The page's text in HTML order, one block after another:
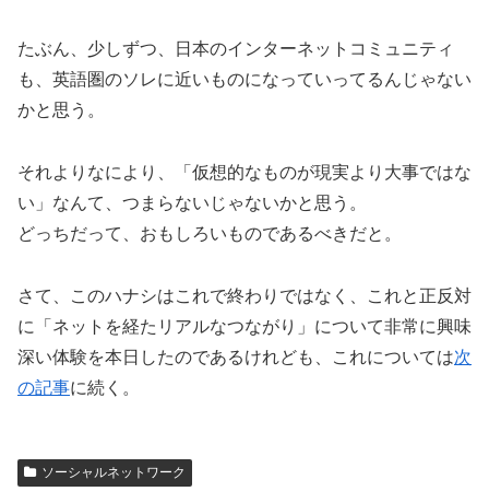
たぶん、少しずつ、日本のインターネットコミュニティ
も、英語圏のソレに近いものになっていってるんじゃない
かと思う。
それよりなにより、「仮想的なものが現実より大事ではな
い」なんて、つまらないじゃないかと思う。
どっちだって、おもしろいものであるべきだと。
さて、このハナシはこれで終わりではなく、これと正反対
に「ネットを経たリアルなつながり」について非常に興味
深い体験を本日したのであるけれども、これについては次
の記事に続く。
ソーシャルネットワーク